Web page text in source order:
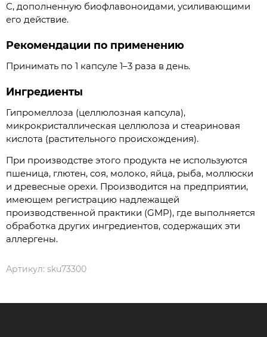
С, дополненную биофлавоноидами, усиливающими
его действие.
Рекомендации по применению
Принимать по 1 капсуле 1–3 раза в день.
Ингредиенты
Гипромеллоза (целлюлозная капсула),
микрокристаллическая целлюлоза и стеариновая
кислота (растительного происхождения).
При производстве этого продукта не используются
пшеница, глютен, соя, молоко, яйца, рыба, моллюски
и древесные орехи. Производится на предприятии,
имеющем регистрацию надлежащей
производственной практики (GMP), где выполняется
обработка других ингредиентов, содержащих эти
аллергены.
Артикул: sku73300